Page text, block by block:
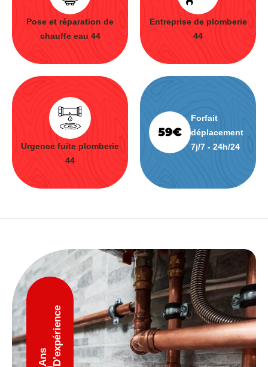
Pose et réparation de
chauffe eau 44
Entreprise de plomberie
44
Urgence fuite plomberie
44
Forfait
déplacement
7j/7 - 24h/24
Ans D'expérience